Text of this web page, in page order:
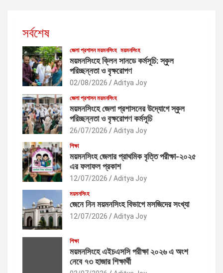
সর্বশেষ
জেলা প্রশাসন ময়মনসিংহ ময়মনসিংহ
ময়মনসিংহে ক্লিন সানডে কর্মসূচি: স্কুল
পরিচ্ছন্নতা ও বৃক্ষরোপণ
02/08/2026 Aditya Joy
জেলা প্রশাসন ময়মনসিংহ
ময়মনসিংহে জেলা প্রশাসনের উদ্যোগে স্কুল
পরিচ্ছন্নতা ও বৃক্ষরোপণ কর্মসূচি
26/07/2026 Aditya Joy
শিক্ষা
ময়মনসিংহ জেলার প্রাথমিক বৃত্তি পরীক্ষা-২০২৫
এর ফলাফল প্রকাশ
12/07/2026 Aditya Joy
ময়মনসিংহ
জেনে নিন ময়মনসিংহ বিভাগে মসজিদের সংখ্যা
12/07/2026 Aditya Joy
শিক্ষা
ময়মনসিংহে এইচএসসি পরীক্ষা ২০২৬ এ অংশ
নেবে ৭৩ হাজার শিক্ষার্থী